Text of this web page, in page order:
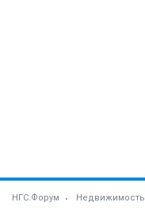
НГС.Форум Недвижимость